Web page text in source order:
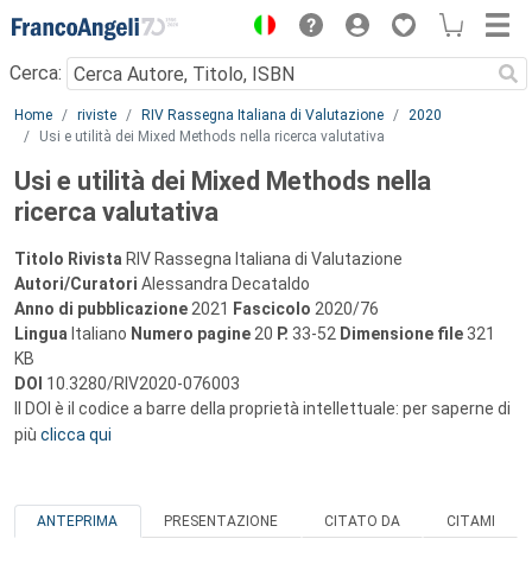
Menu
Cerca:
Main content
Home riviste RIV Rassegna Italiana di Valutazione
2020
Usi e utilità dei Mixed Methods nella ricerca valutativa
Usi e utilità dei Mixed Methods nella
ricerca valutativa
Titolo Rivista RIV Rassegna Italiana di Valutazione
Autori/Curatori Alessandra Decataldo
Anno di pubblicazione 2021 Fascicolo 2020/76
Lingua Italiano Numero pagine 20 P. 33-52 Dimensione file 321
KB
DOI 10.3280/RIV2020-076003
Il DOI è il codice a barre della proprietà intellettuale: per saperne di
più clicca qui
ANTEPRIMA PRESENTAZIONE CITATO DA CITAMI